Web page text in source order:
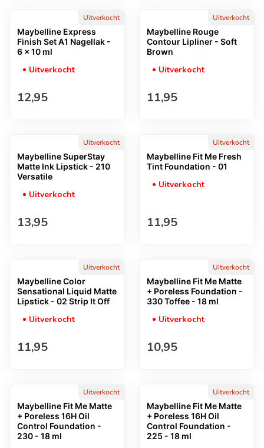
Uitverkocht
Maybelline Express
Finish Set A1 Nagellak -
6 x 10 ml
Uitverkocht
Normale prijs
12,95
Uitverkocht
Maybelline Rouge
Contour Lipliner - Soft
Brown
Uitverkocht
Normale prijs
11,95
Uitverkocht
Maybelline SuperStay
Matte Ink Lipstick - 210
Versatile
Uitverkocht
Normale prijs
13,95
Uitverkocht
Maybelline Fit Me Fresh
Tint Foundation - 01
Uitverkocht
Normale prijs
11,95
Uitverkocht
Maybelline Color
Sensational Liquid Matte
Lipstick - 02 Strip It Off
Uitverkocht
Normale prijs
11,95
Uitverkocht
Maybelline Fit Me Matte
+ Poreless Foundation -
330 Toffee - 18 ml
Uitverkocht
Normale prijs
10,95
Uitverkocht
Maybelline Fit Me Matte
+ Poreless 16H Oil
Control Foundation -
230 - 18 ml
Uitverkocht
Maybelline Fit Me Matte
+ Poreless 16H Oil
Control Foundation -
225 - 18 ml